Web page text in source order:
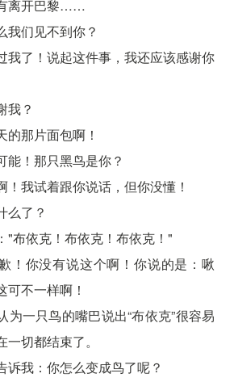
离开巴黎……
们见不到你？
了！说起这件事，我还应该感谢你
？
那片面包啊！
！那只黑鸟是你？
我试着跟你说话，但你没懂！
了？
依克！布依克！布依克！"
你没有说这个啊！你说的是：啾
不一样啊！
一只鸟的嘴巴说出“布依克”很容易
切都结束了。
我：你怎么变成鸟了呢？